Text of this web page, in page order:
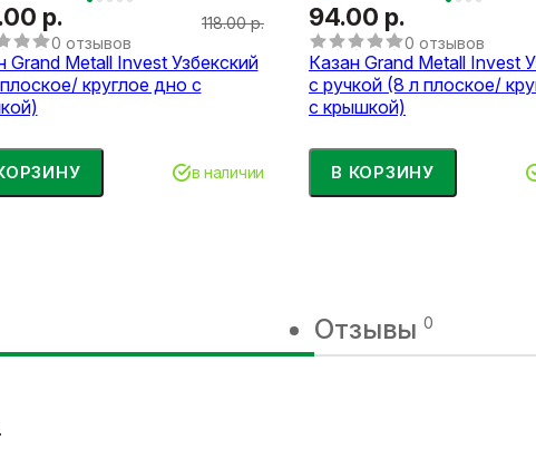
р.
118.00 р.
0 отзывов
Grand Metall Invest Узбекский
круглое дно с
в наличии
94.00 р.
0 отзывов
Казан Grand Metall Invest
с ручкой (8 л плоское/
с крышкой)
В КОРЗИНУ
Отзывы 0